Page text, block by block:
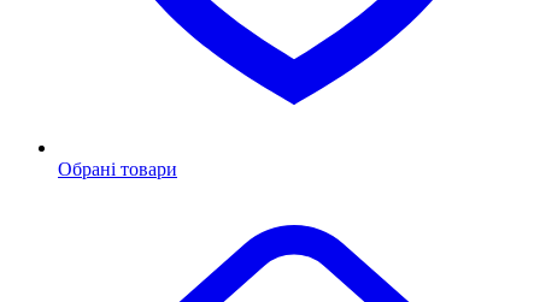
Обрані товари